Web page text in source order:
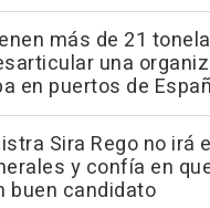
más de 21
una
en puertos de
Sira Rego no irá
y confía en
buen candidato